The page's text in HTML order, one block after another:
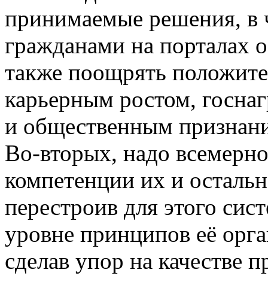
принимаемые решения, в
гражданами на порталах
также поощрять
карьерным ростом,
и общественным
Во-вторых, надо
компетенции их и
перестроив для этого
уровне принципов её
сделав упор на качестве